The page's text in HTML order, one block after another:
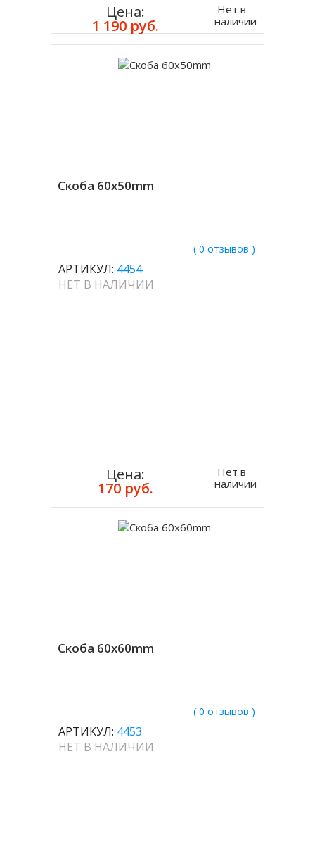
Цена:
1 190 руб.
Нет в
наличии
Скоба 60x50mm
( 0 отзывов )
АРТИКУЛ: 4454
НЕТ В НАЛИЧИИ
Цена:
170 руб.
Нет в
наличии
Скоба 60x60mm
( 0 отзывов )
АРТИКУЛ: 4453
НЕТ В НАЛИЧИИ